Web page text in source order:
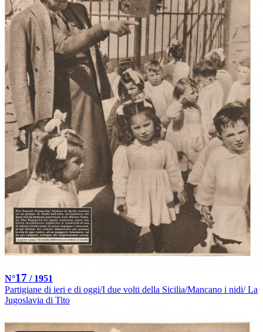
N°17 / 1951
Partigiane di ieri e di oggi/I due volti della Sicilia/Mancano i nidi/ La
Jugoslavia di Tito